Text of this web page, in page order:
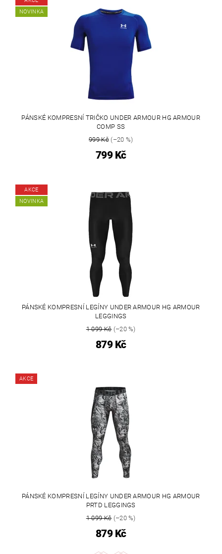
NOVINKA
PÁNSKÉ KOMPRESNÍ TRIČKO UNDER ARMOUR HG ARMOUR
COMP SS
999 Kč(–20 %)
799 Kč
AKCE
NOVINKA
PÁNSKÉ KOMPRESNÍ LEGÍNY UNDER ARMOUR HG ARMOUR
LEGGINGS
1 099 Kč(–20 %)
879 Kč
AKCE
PÁNSKÉ KOMPRESNÍ LEGÍNY UNDER ARMOUR HG ARMOUR
PRTD LEGGINGS
1 099 Kč(–20 %)
879 Kč